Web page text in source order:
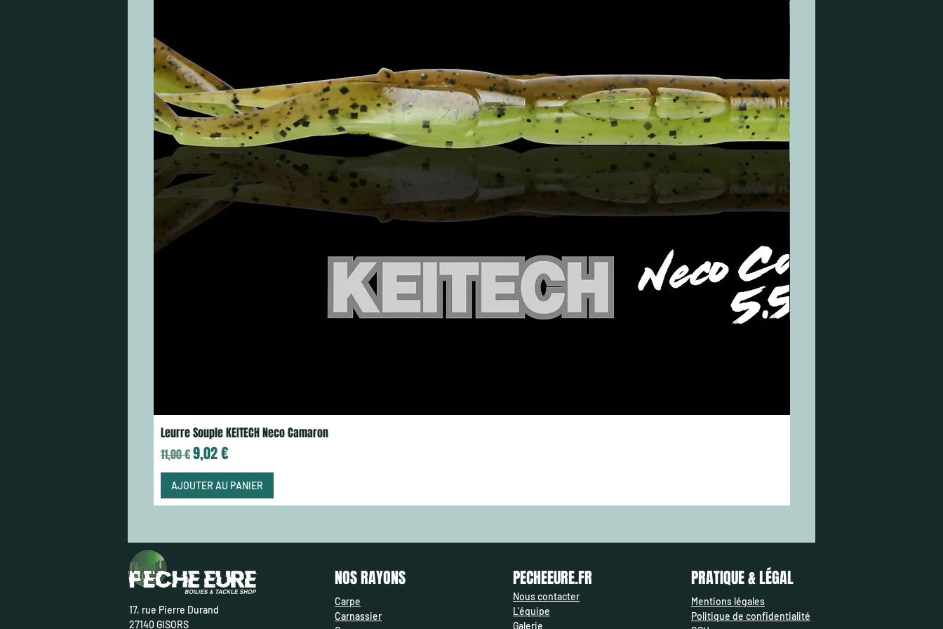
Leurre Souple KEITECH Neco Camaron
Prix original
11,00 €Prix promotionnel
9,02 €
AJOUTER AU PANIER
17, rue Pierre Durand
27140 GISORS
NOS RAYONS
Carpe
Carnassier
PECHEEURE.FR
Nous contacter
L'équipe
Galerie
​PRATIQUE & LÉGAL
Mentions légales
Politique de confidentialité